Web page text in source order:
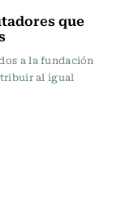
que
a la fundación
al igual